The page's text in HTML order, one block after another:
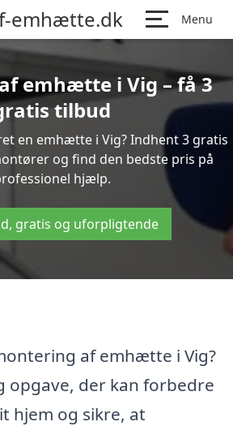
emhætte.dk Menu
emhætte i Vig – få 3
tilbud
en emhætte i Vig? Indhent 3 gratis
og find den bedste pris på
hjælp.
gratis og uforpligtende
af emhætte i Vig?
opgave, der kan forbedre
hjem og sikre, at